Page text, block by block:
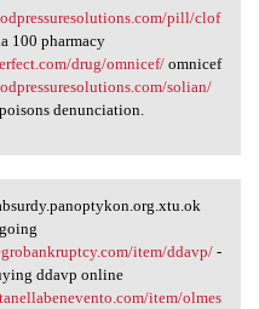
pill/clof
100 pharmacy
drug/omnicef/omnicef
solian/
denunciation.
item/ddavp/-
ddavp online
item/olmes